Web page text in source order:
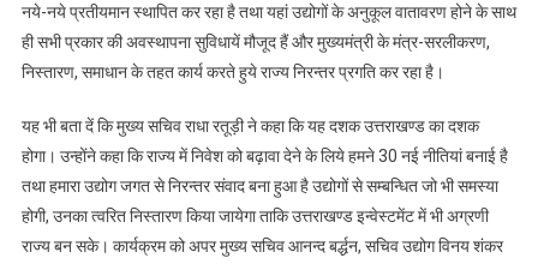
नये-नये प्रतीयमान स्थापित कर रहा है तथा यहां उद्योगों के अनुकूल वातावरण होने के साथ
ही सभी प्रकार की अवस्थापना सुविधायें मौजूद हैं और मुख्यमंत्री के मंत्र-सरलीकरण,
निस्तारण, समाधान के तहत कार्य करते हुये राज्य निरन्तर प्रगति कर रहा है।
यह भी बता दें कि मुख्य सचिव राधा रतूड़ी ने कहा कि यह दशक उत्तराखण्ड का दशक
होगा। उन्होंने कहा कि राज्य में निवेश को बढ़ावा देने के लिये हमने 30 नई नीतियां बनाई है
तथा हमारा उद्योग जगत से निरन्तर संवाद बना हुआ है उद्योगों से सम्बन्धित जो भी समस्या
होगी, उनका त्वरित निस्तारण किया जायेगा ताकि उत्तराखण्ड इन्वेस्टमेंट में भी अग्रणी
राज्य बन सके। कार्यक्रम को अपर मुख्य सचिव आनन्द बर्द्धन, सचिव उद्योग विनय शंकर